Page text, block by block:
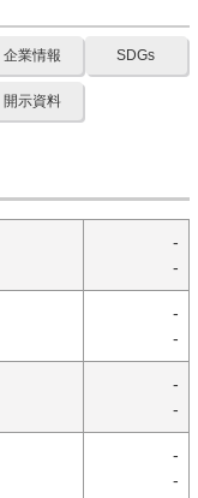
企業情報 SDGs
開示資料
-
-
-
-
-
-
-
-